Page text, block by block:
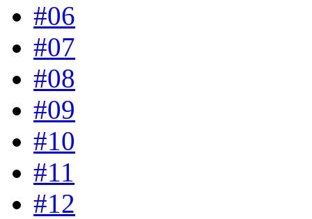
#06
#07
#08
#09
#10
#11
#12